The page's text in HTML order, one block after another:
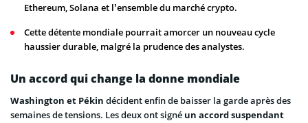
Ethereum, Solana et l’ensemble du marché crypto.
Cette détente mondiale pourrait amorcer un nouveau cycle
haussier durable, malgré la prudence des analystes.
Un accord qui change la donne mondiale
Washington et Pékin décident enfin de baisser la garde après des
semaines de tensions. Les deux ont signé un accord suspendant